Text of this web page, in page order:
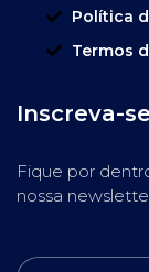
Política
Termos
Inscreva-se
Fique por
nossa